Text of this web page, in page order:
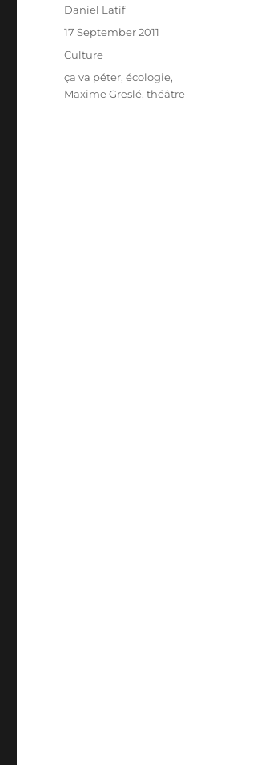
Author
Daniel Latif
Posted
17 September 2011
Categories
Culture
Tags
ça va péter,écologie,
Maxime Greslé,théâtre